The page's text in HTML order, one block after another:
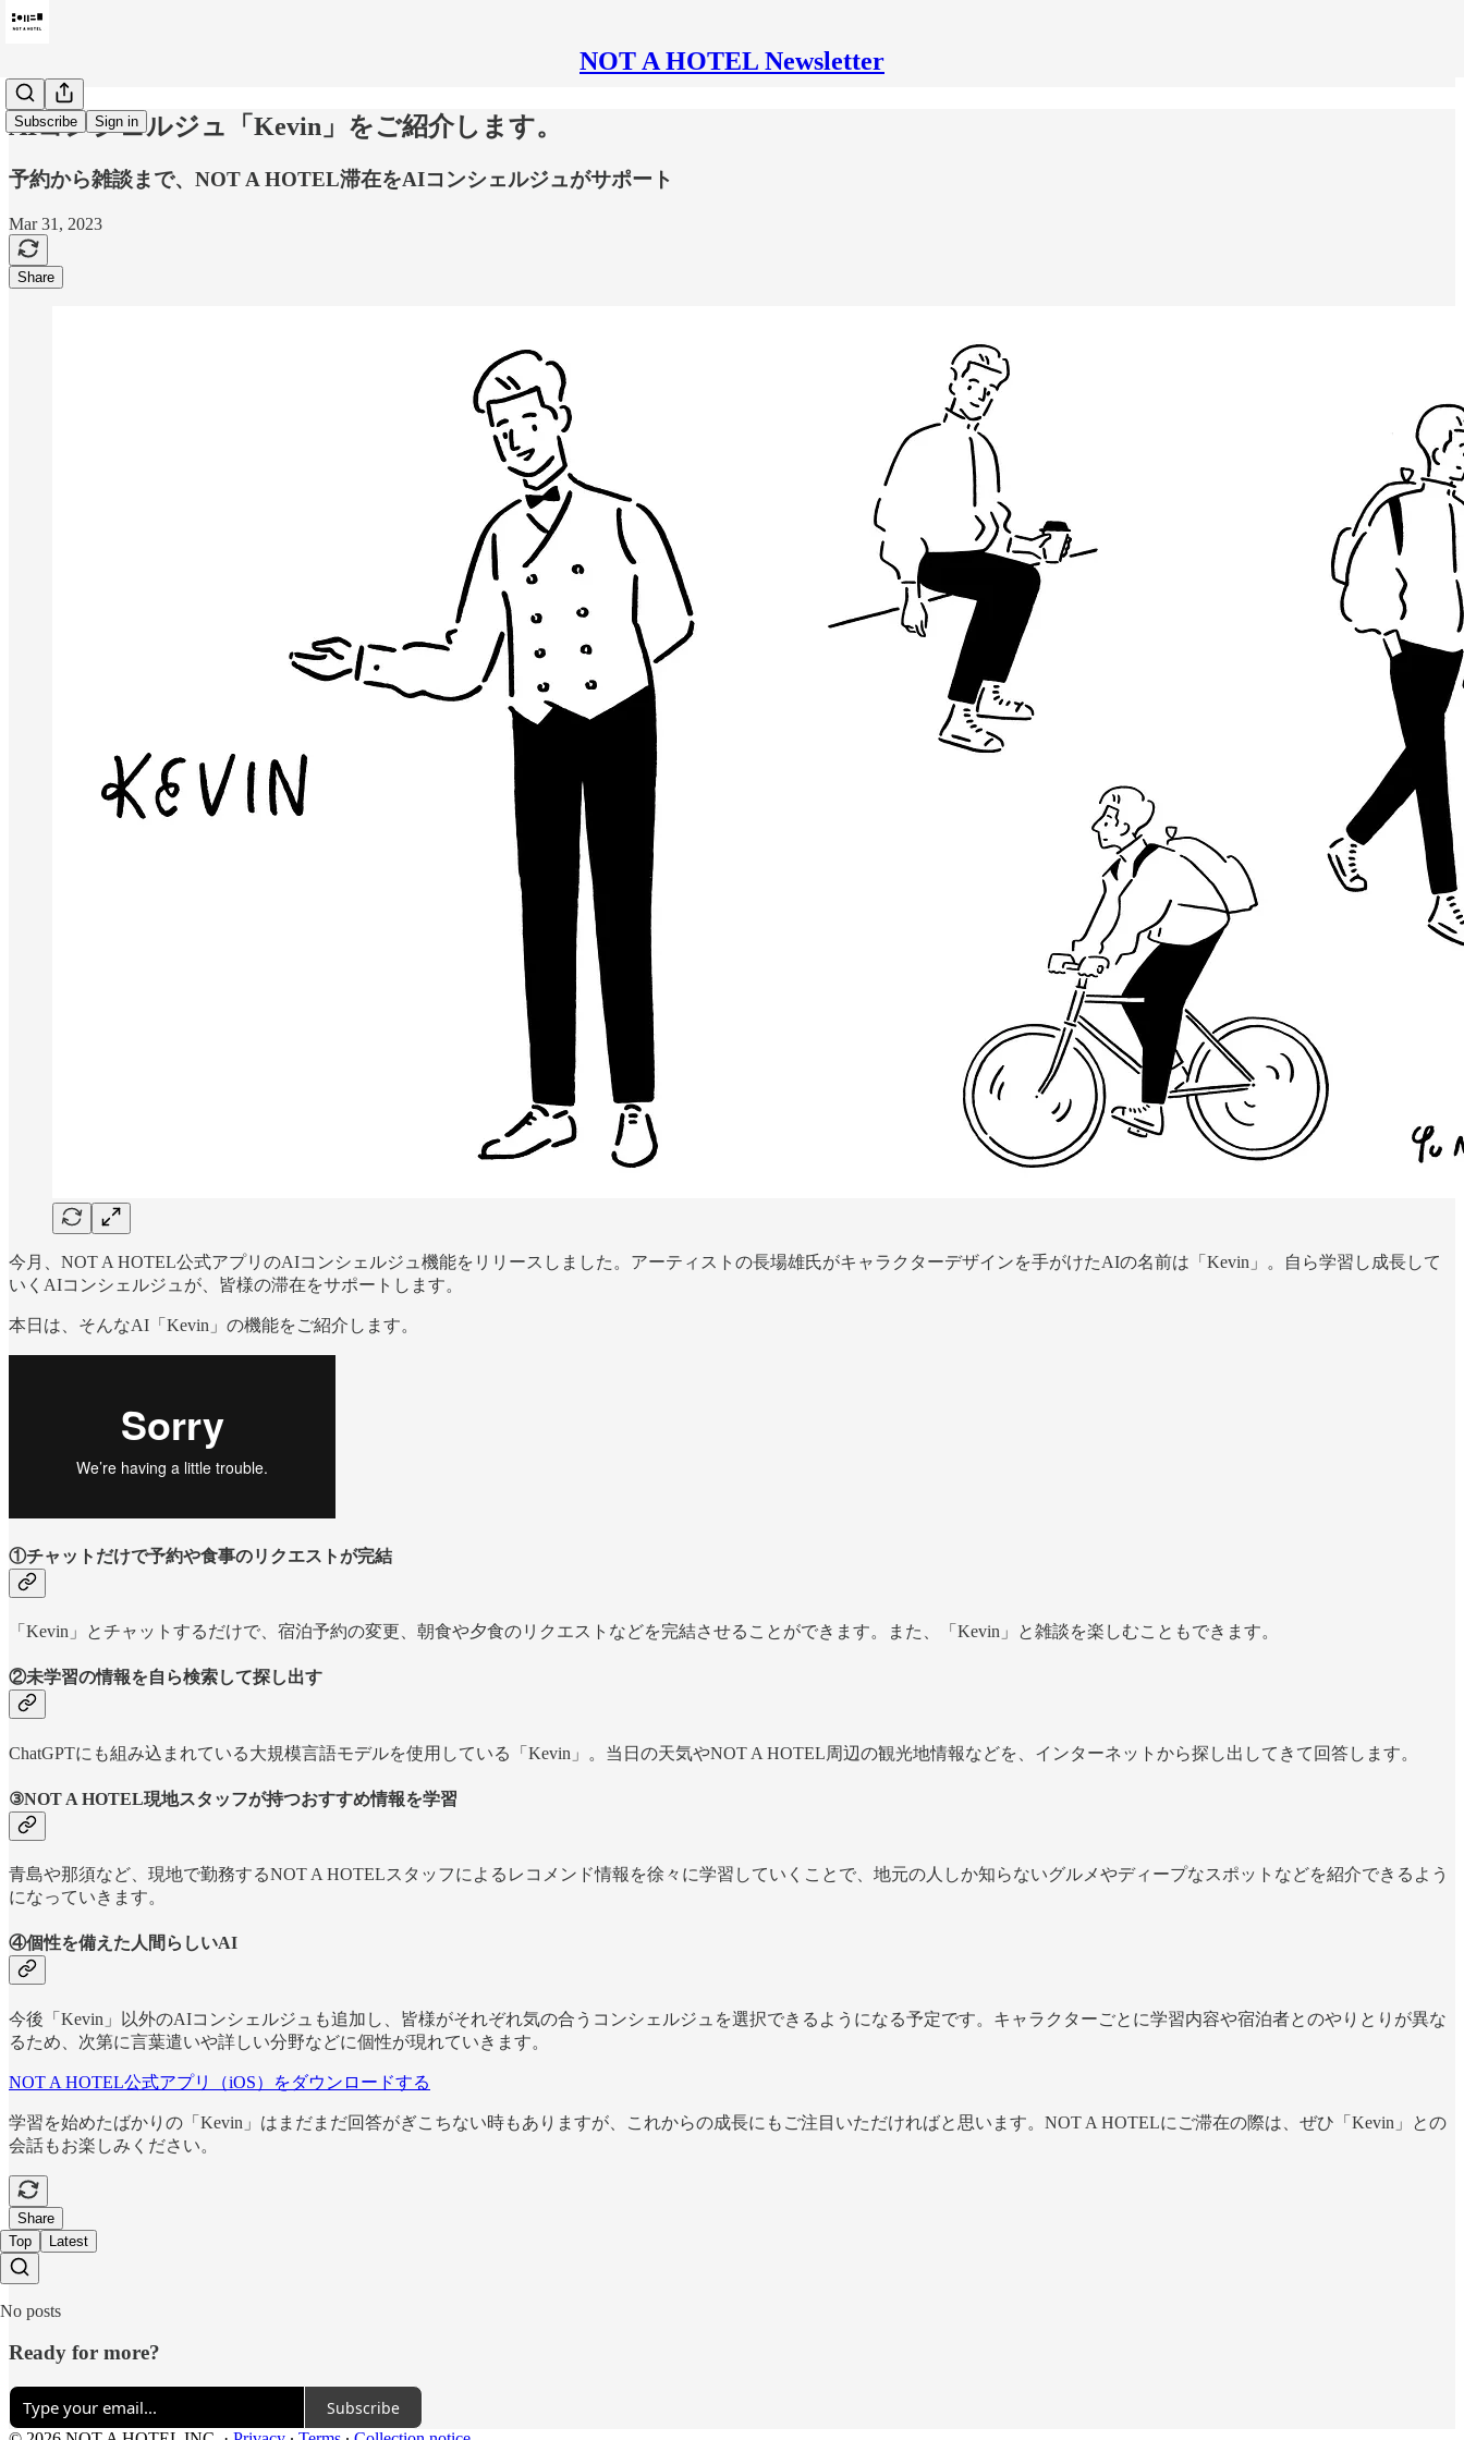
NOT A HOTEL Newsletter
Subscribe Sign in
AIコンシェルジュ「Kevin」をご紹介します。
予約から雑談まで、NOT A HOTEL滞在をAIコンシェルジュがサポート
Mar 31, 2023
Share
今月、NOT A HOTEL公式アプリのAIコンシェルジュ機能をリリースしました。アーティストの長場雄氏がキャラクターデザインを手がけたAIの名前は「Kevin」。自ら学習し成長して
いくAIコンシェルジュが、皆様の滞在をサポートします。
本日は、そんなAI「Kevin」の機能をご紹介します。
①チャットだけで予約や食事のリクエストが完結
「Kevin」とチャットするだけで、宿泊予約の変更、朝食や夕食のリクエストなどを完結させることができます。また、「Kevin」と雑談を楽しむこともできます。
②未学習の情報を自ら検索して探し出す
ChatGPTにも組み込まれている大規模言語モデルを使用している「Kevin」。当日の天気やNOT A HOTEL周辺の観光地情報などを、インターネットから探し出してきて回答します。
③NOT A HOTEL現地スタッフが持つおすすめ情報を学習
青島や那須など、現地で勤務するNOT A HOTELスタッフによるレコメンド情報を徐々に学習していくことで、地元の人しか知らないグルメやディープなスポットなどを紹介できるよう
になっていきます。
④個性を備えた人間らしいAI
今後「Kevin」以外のAIコンシェルジュも追加し、皆様がそれぞれ気の合うコンシェルジュを選択できるようになる予定です。キャラクターごとに学習内容や宿泊者とのやりとりが異な
るため、次第に言葉遣いや詳しい分野などに個性が現れていきます。
NOT A HOTEL公式アプリ（iOS）をダウンロードする
学習を始めたばかりの「Kevin」はまだまだ回答がぎこちない時もありますが、これからの成長にもご注目いただければと思います。NOT A HOTELにご滞在の際は、ぜひ「Kevin」との
会話もお楽しみください。
Share
Top
Latest
No posts
Ready for more?
Subscribe